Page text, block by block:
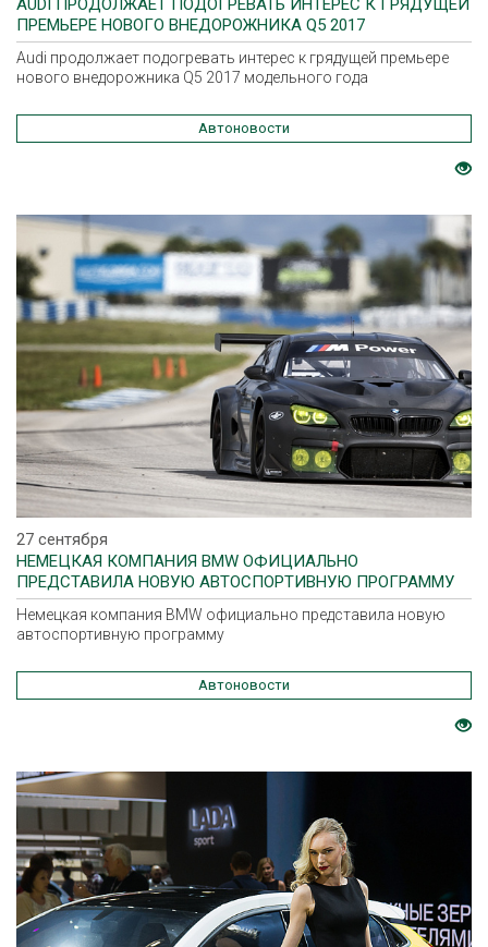
ПРЕМЬЕРЕ НОВОГО ВНЕДОРОЖНИКА Q5 2017
МОДЕЛЬНОГО ГОДА
Audi продолжает подогревать интерес к грядущей премьере
нового внедорожника Q5 2017 модельного года
Автоновости
27 сентября
НЕМЕЦКАЯ КОМПАНИЯ BMW ОФИЦИАЛЬНО
ПРЕДСТАВИЛА НОВУЮ АВТОСПОРТИВНУЮ ПРОГРАММУ
Немецкая компания BMW официально представила новую
автоспортивную программу
Автоновости